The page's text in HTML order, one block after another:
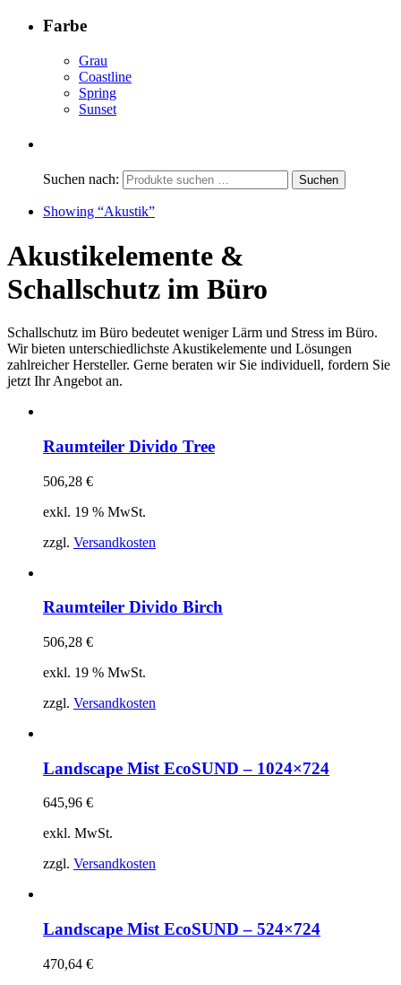
Farbe
Grau
Coastline
Spring
Sunset
Suchen nach:
Showing “Akustik”
Akustikelemente &
Schallschutz im Büro
Schallschutz im Büro bedeutet weniger Lärm und Stress im Büro.
Wir bieten unterschiedlichste Akustikelemente und Lösungen
zahlreicher Hersteller. Gerne beraten wir Sie individuell, fordern Sie
jetzt Ihr Angebot an.
Raumteiler Divido Tree
506,28 €
exkl. 19 % MwSt.
zzgl. Versandkosten
Raumteiler Divido Birch
506,28 €
exkl. 19 % MwSt.
zzgl. Versandkosten
Landscape Mist EcoSUND – 1024×724
645,96 €
exkl. MwSt.
zzgl. Versandkosten
Landscape Mist EcoSUND – 524×724
470,64 €